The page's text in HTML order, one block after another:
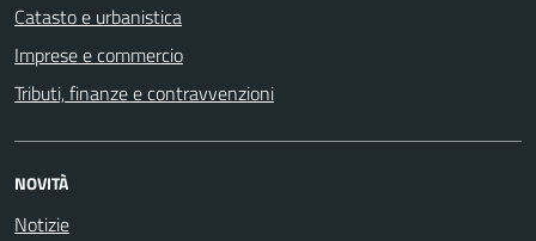
Catasto e urbanistica
Imprese e commercio
Tributi, finanze e contravvenzioni
NOVITÀ
Notizie